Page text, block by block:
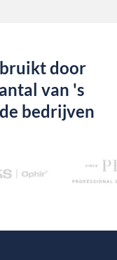
door
van 's
bedrijven